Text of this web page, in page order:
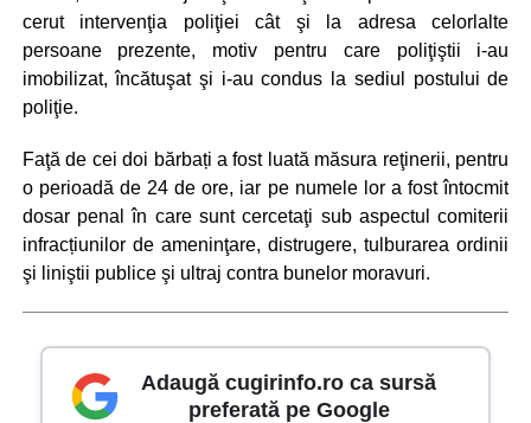
cerut intervenţia poliţiei cât şi la adresa celorlalte
persoane prezente, motiv pentru care poliţiştii i-au
imobilizat, încătuşat şi i-au condus la sediul postului de
poliţie.
Faţă de cei doi bărbați a fost luată măsura reţinerii, pentru
o perioadă de 24 de ore, iar pe numele lor a fost întocmit
dosar penal în care sunt cercetaţi sub aspectul comiterii
infracțiunilor de ameninţare, distrugere, tulburarea ordinii
şi liniştii publice şi ultraj contra bunelor moravuri.
Adaugă cugirinfo.ro ca sursă
preferată pe Google